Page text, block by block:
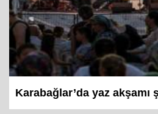
Karabağlar’da yaz